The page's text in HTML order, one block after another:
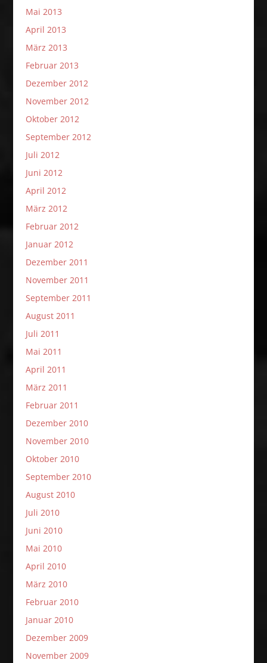
Mai 2013
April 2013
März 2013
Februar 2013
Dezember 2012
November 2012
Oktober 2012
September 2012
Juli 2012
Juni 2012
April 2012
März 2012
Februar 2012
Januar 2012
Dezember 2011
November 2011
September 2011
August 2011
Juli 2011
Mai 2011
April 2011
März 2011
Februar 2011
Dezember 2010
November 2010
Oktober 2010
September 2010
August 2010
Juli 2010
Juni 2010
Mai 2010
April 2010
März 2010
Februar 2010
Januar 2010
Dezember 2009
November 2009